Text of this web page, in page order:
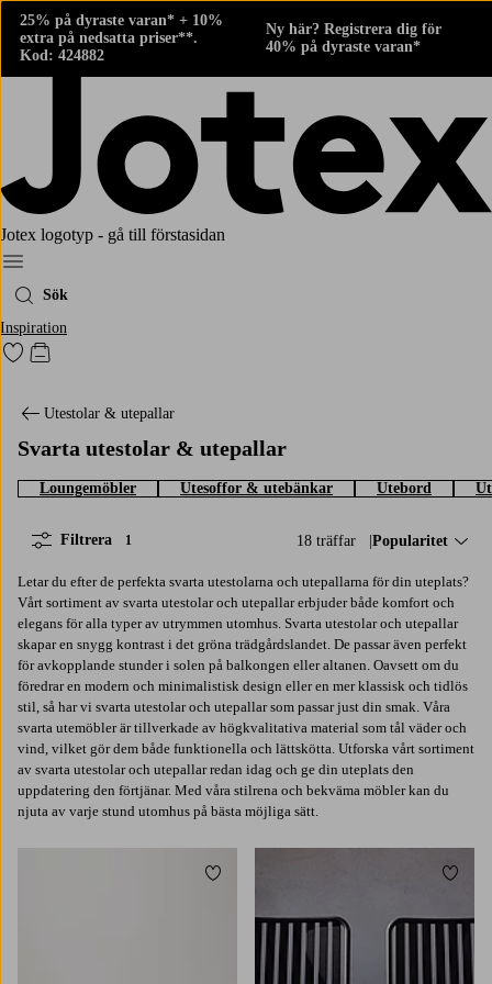
25% på dyraste varan* + 10%
extra på nedsatta priser**.
Kod: 424882
Ny här? Registrera dig för
40% på dyraste varan*
Jotex logotyp - gå till förstasidan
Meny
Sök
Inspiration
Gå till favoritmarkerade produkter
Gå till kundvagnen
Utestolar & utepallar
Svarta utestolar & utepallar
Loungemöbler Utesoffor & utebänkar Utebord
18 träffar Sortera på:
Popularitet
Filtrera 1
Letar du efter de perfekta svarta utestolarna och utepallarna för din uteplats?
Vårt sortiment av svarta utestolar och utepallar erbjuder både komfort och
elegans för alla typer av utrymmen utomhus. Svarta utestolar och utepallar
skapar en snygg kontrast i det gröna trädgårdslandet. De passar även perfekt
för avkopplande stunder i solen på balkongen eller altanen. Oavsett om du
föredrar en modern och minimalistisk design eller en mer klassisk och tidlös
stil, så har vi svarta utestolar och utepallar som passar just din smak. Våra
svarta utemöbler är tillverkade av högkvalitativa material som tål väder och
vind, vilket gör dem både funktionella och lättskötta. Utforska vårt sortiment
av svarta utestolar och utepallar redan idag och ge din uteplats den
uppdatering den förtjänar. Med våra stilrena och bekväma möbler kan du
njuta av varje stund utomhus på bästa möjliga sätt.
Lägg till i favoriter Lägg